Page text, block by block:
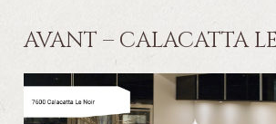
AVANT – CALACATTA